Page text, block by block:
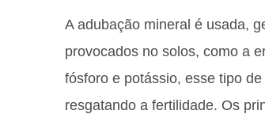
A adubação mineral é usada,
provocados no solos, como a
fósforo e potássio, esse tipo
resgatando a fertilidade. Os